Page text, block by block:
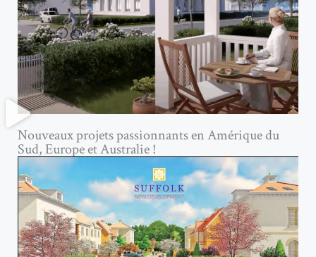
Nouveaux projets passionnants en Amérique du
Sud, Europe et Australie !